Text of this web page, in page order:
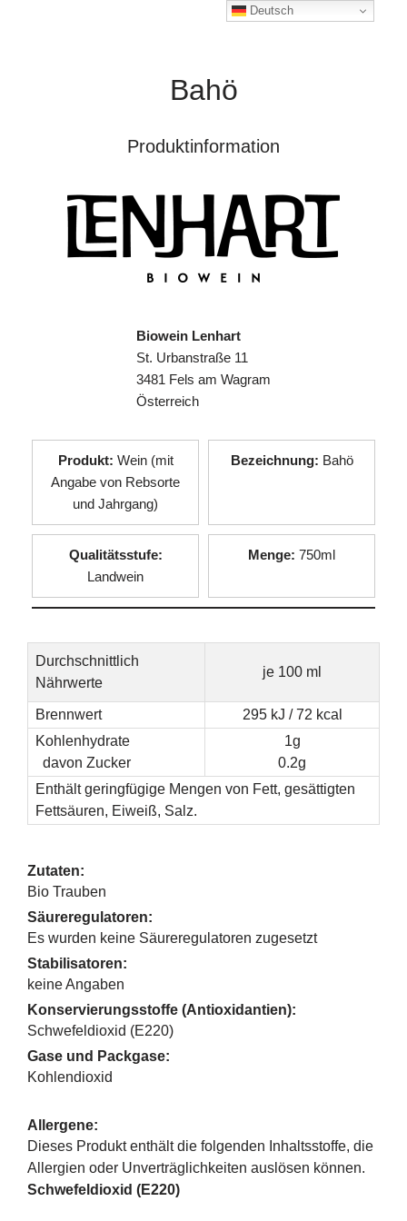
Bahö
Produktinformation
Biowein Lenhart
St. Urbanstraße 11
3481 Fels am Wagram
Österreich
Produkt: Wein (mit
Angabe von Rebsorte
und Jahrgang)
Bezeichnung: Bahö
Qualitätsstufe:
Landwein
Menge: 750ml
Durchschnittlich
Nährwerte
je 100 ml
Brennwert
295 kJ / 72 kcal
Kohlenhydrate
davon Zucker
1g
0.2g
Enthält geringfügige Mengen von Fett, gesättigten
Fettsäuren, Eiweiß, Salz.
Zutaten:
Bio Trauben
Säureregulatoren:
Es wurden keine Säureregulatoren zugesetzt
Stabilisatoren:
keine Angaben
Konservierungsstoffe (Antioxidantien):
Schwefeldioxid (E220)
Gase und Packgase:
Kohlendioxid
Allergene:
Dieses Produkt enthält die folgenden Inhaltsstoffe, die
Allergien oder Unverträglichkeiten auslösen können.
Schwefeldioxid (E220)
Deutsch